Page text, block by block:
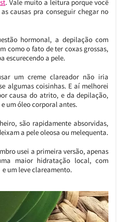
. Vale muito a leitura porque você
causas pra conseguir chegar no
hormonal, a depilação com
como o fato de ter coxas grossas,
escurecendo a pele.
um creme clareador não iria
algumas coisinhas. E aí melhorei
causa do atrito, e da depilação,
um óleo corporal antes.
são rapidamente absorvidas,
a pele oleosa ou melequenta.
usei a primeira versão, apenas
maior hidratação local, com
um leve clareamento.